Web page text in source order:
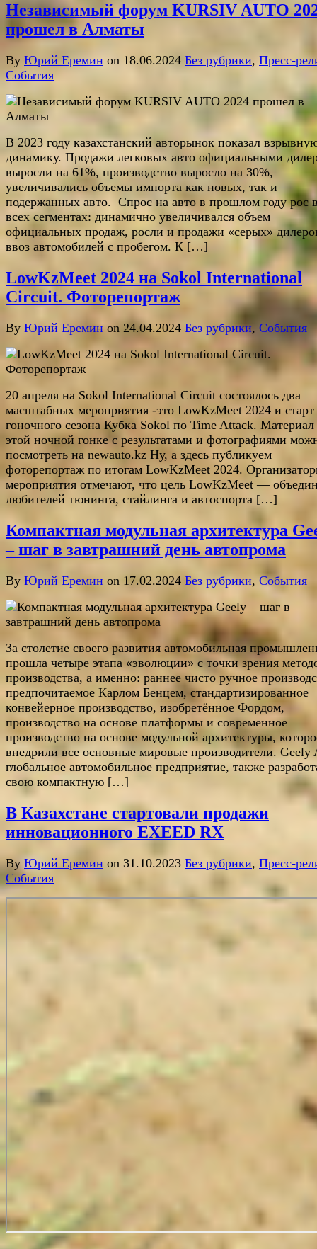
Независимый форум KURSIV AUTO
прошел в Алматы
By Юрий Еремин on 18.06.2024 Без рубрики, Пресс-
События
В 2023 году казахстанский авторынок показал
динамику. Продажи легковых авто официальными
выросли на 61%, производство выросло на 30%,
увеличивались объемы импорта как новых, так и
подержанных авто. Спрос на авто в прошлом году рос
всех сегментах: динамично увеличивался объем
официальных продаж, росли и продажи «серых»
ввоз автомобилей с пробегом. К […]
LowKzMeet 2024 на Sokol International
Circuit. Фоторепортаж
By Юрий Еремин on 24.04.2024 Без рубрики, События
20 апреля на Sokol International Circuit состоялось два
масштабных мероприятия -это LowKzMeet 2024 и старт
гоночного сезона Кубка Sokol по Time Attack.
этой ночной гонке с результатами и фотографиями
посмотреть на newauto.kz Ну, а здесь публикуем
фоторепортаж по итогам LowKzMeet 2024.
мероприятия отмечают, что цель LowKzMeet —
любителей тюнинга, стайлинга и автоспорта […]
Компактная модульная архитектура
– шаг в завтрашний день автопрома
By Юрий Еремин on 17.02.2024 Без рубрики,События
За столетие своего развития автомобильная
прошла четыре этапа «эволюции» с точки зрения
производства, а именно: раннее чисто ручное
предпочитаемое Карлом Бенцем, стандартизированное
конвейерное производство, изобретённое Фордом,
производство на основе платформы и современное
производство на основе модульной архитектуры,
внедрили все основные мировые производители. Geely
глобальное автомобильное предприятие, также
свою компактную […]
В Казахстане стартовали продажи
инновационного EXEED RX
By Юрий Еремин on 31.10.2023 Без рубрики, Пресс-
События